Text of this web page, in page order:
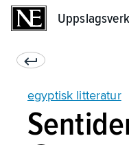
egyptisk litteratur